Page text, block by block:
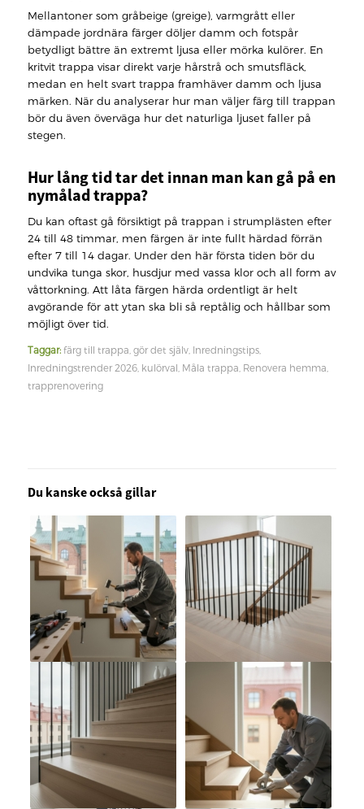
Mellantoner som gråbeige (greige), varmgrått eller
dämpade jordnära färger döljer damm och fotspår
betydligt bättre än extremt ljusa eller mörka kulörer. En
kritvit trappa visar direkt varje hårstrå och smutsfläck,
medan en helt svart trappa framhäver damm och ljusa
märken. När du analyserar hur man väljer färg till trappan
bör du även överväga hur det naturliga ljuset faller på
stegen.
Hur lång tid tar det innan man kan gå på en
nymålad trappa?
Du kan oftast gå försiktigt på trappan i strumplästen efter
24 till 48 timmar, men färgen är inte fullt härdad förrän
efter 7 till 14 dagar. Under den här första tiden bör du
undvika tunga skor, husdjur med vassa klor och all form av
våttorkning. Att låta färgen härda ordentligt är helt
avgörande för att ytan ska bli så reptålig och hållbar som
möjligt över tid.
Taggar: färg till trappa, gör det själv, Inredningstips,
Inredningstrender 2026, kulörval , Måla trappa, Renovera hemma,
trapprenovering
Du kanske också gillar